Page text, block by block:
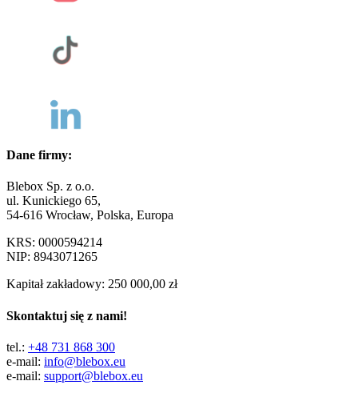
Dane firmy:
Blebox Sp. z o.o.
ul. Kunickiego 65,
54-616 Wrocław, Polska, Europa
KRS: 0000594214
NIP: 8943071265
Kapitał zakładowy: 250 000,00 zł
Skontaktuj się z nami!
tel.: +48 731 868 300
e-mail: info@blebox.eu
e-mail: support@blebox.eu